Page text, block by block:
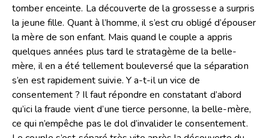
tomber enceinte. La découverte de la grossesse a surpris
la jeune fille. Quant à l’homme, il s’est cru obligé d’épouser
la mère de son enfant. Mais quand le couple a appris
quelques années plus tard le stratagème de la belle-
mère, il en a été tellement bouleversé que la séparation
s’en est rapidement suivie. Y a-t-il un vice de
consentement ? Il faut répondre en constatant d’abord
qu’ici la fraude vient d’une tierce personne, la belle-mère,
ce qui n’empêche pas le dol d’invalider le consentement.